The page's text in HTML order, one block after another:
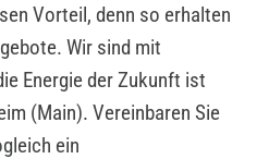
Vorteil, denn so erhalten
Wir sind mit
Energie der Zukunft ist
(Main). Vereinbaren Sie
ein